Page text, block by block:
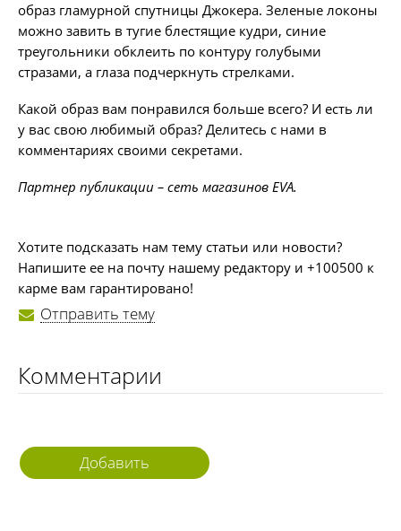
образ гламурной спутницы Джокера. Зеленые локоны
можно завить в тугие блестящие кудри, синие
треугольники обклеить по контуру голубыми
стразами, а глаза подчеркнуть стрелками.
Какой образ вам понравился больше всего? И есть ли
у вас свою любимый образ? Делитесь с нами в
комментариях своими секретами.
Партнер публикации – сеть магазинов EVA.
Хотите подсказать нам тему статьи или новости?
Напишите ее на почту нашему редактору и +100500 к
карме вам гарантировано!
Отправить тему
Комментарии
Добавить